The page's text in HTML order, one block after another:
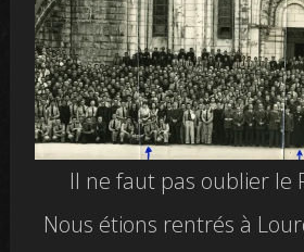
Il ne faut pas oublier le
Nous étions rentrés à